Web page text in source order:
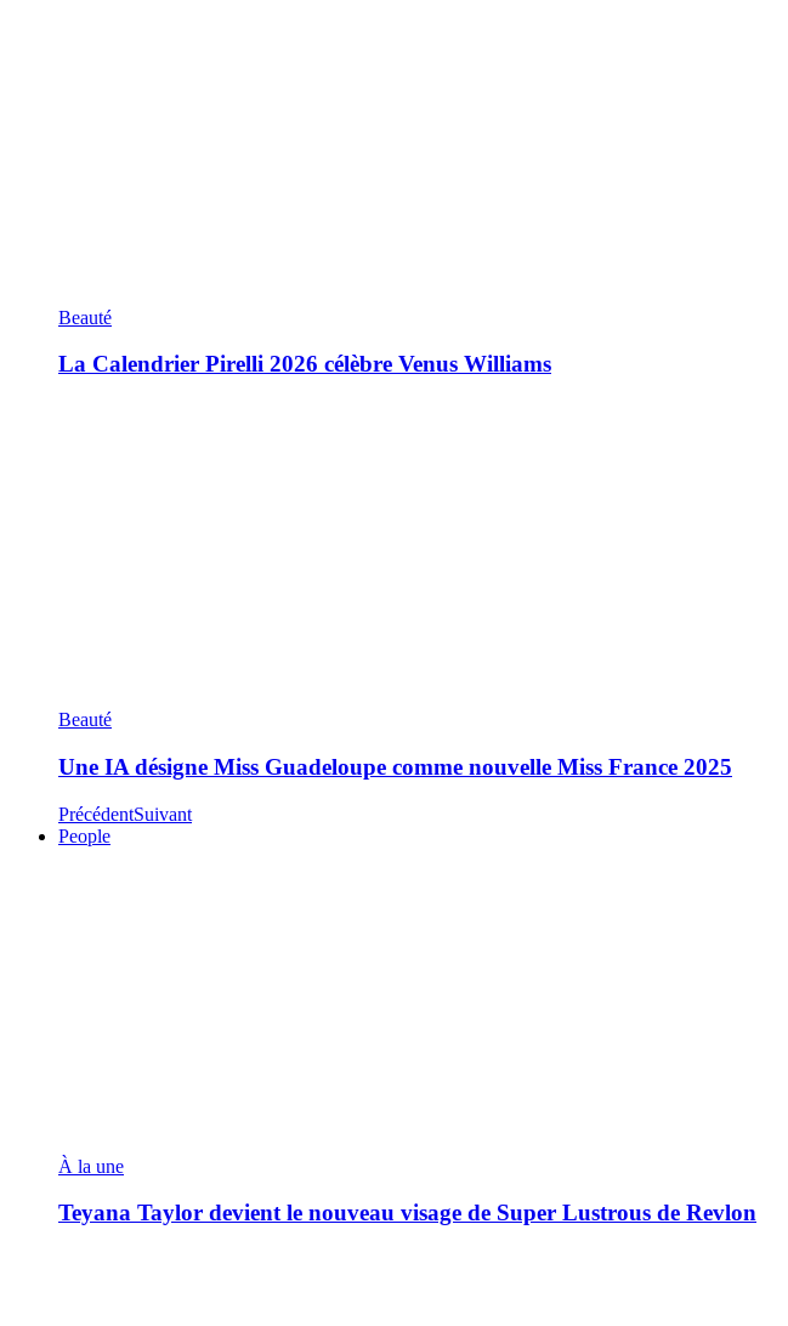
Beauté
La Calendrier Pirelli 2026 célèbre Venus Williams
Beauté
Une IA désigne Miss Guadeloupe comme nouvelle Miss France 2025
PrécédentSuivant
People
À la une
Teyana Taylor devient le nouveau visage de Super Lustrous de Revlon